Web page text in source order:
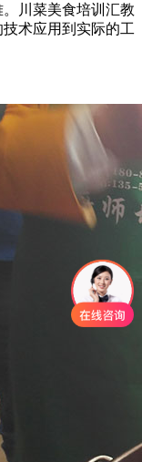
川菜美食培训汇教
术应用到实际的工